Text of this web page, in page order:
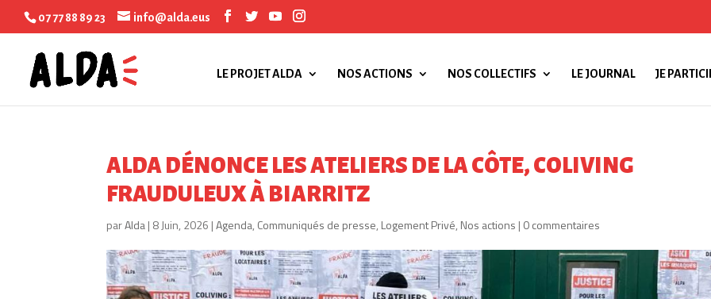
07 77 88 89 23 info@alda.eus
LE PROJET ALDA NOS ACTIONS NOS COLLECTIFS LE JOURNAL JE
ALDA DÉNONCE LES ATELIERS DE LA CÔTE, COLIVING
FRAUDULEUX À BIARRITZ
parAlda| 8 Juin, 2026 |Agenda, Communiqués de presse, Logement Privé, Nos actions | 0 commentaires